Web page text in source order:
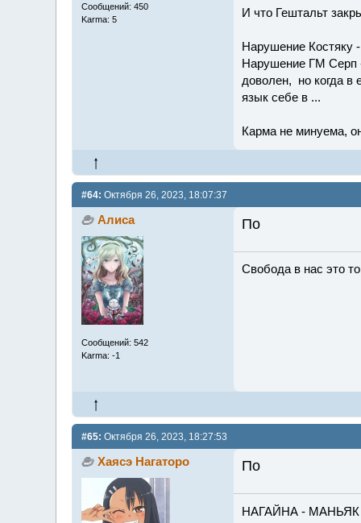
Сообщений: 450
Karma: 5
И что Гештальт
Нарушение Костяку
Нарушение ГМ Серп -
доволен, но когда в
язык себе в ...
Карма не минуема,
#64: Октября 26, 2023, 18:07:37
Алиса
Сообщений: 542
Karma: -1
По
Свобода в нас это
#65: Октября 26, 2023, 18:27:53
Хаясэ Нагаторо По
НАГАЙНА - МАНЬЯК